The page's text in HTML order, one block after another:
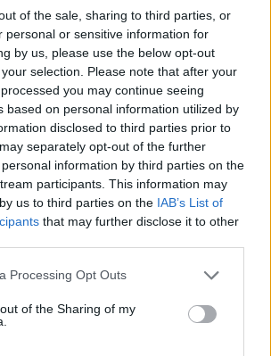
of the sale, sharing to third parties, or
personal or sensitive information for
by us, please use the below opt-out
selection. Please note that after your
you may continue seeing
based on personal information utilized by
disclosed to third parties prior to
separately opt-out of the further
information by third parties on the
participants. This information may
us to third parties on the IAB’s List of
that may further disclose it to other
website/app uses one or more Google
visit or usage behaviour. You may click to
to Google and its third-party tags to
specified purposes in below Google
Processing Opt Outs
of the Sharing of my
κρυώσεις το κρασί